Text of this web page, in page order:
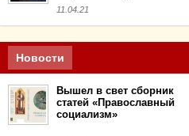
11.04.21
Новости
Вышел в свет сборник
статей «Православный
социализм»